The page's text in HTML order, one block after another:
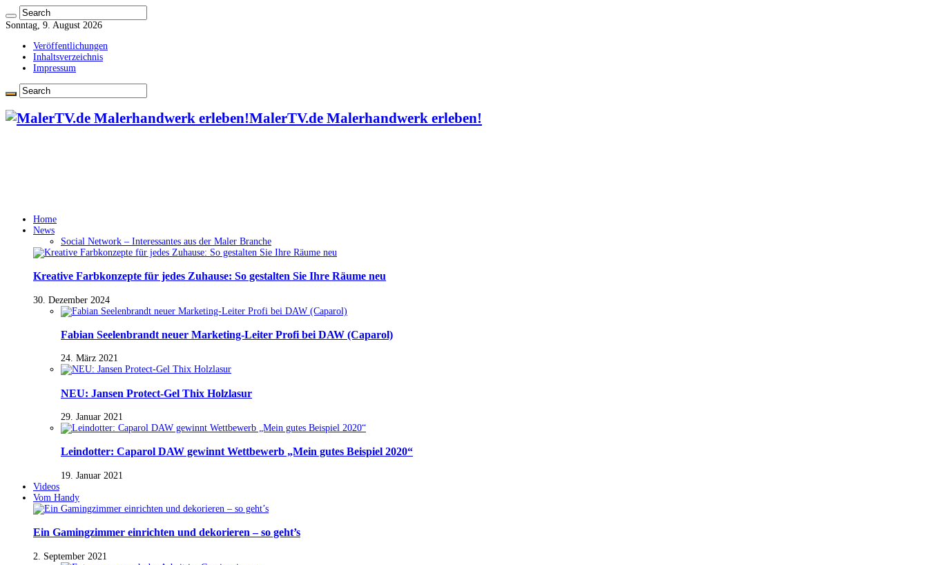
Sonntag, 9. August 2026
Veröffentlichungen
Inhaltsverzeichnis
Impressum
MalerTV.de Malerhandwerk erleben!
Home
News
Social Network – Interessantes aus der Maler Branche
Kreative Farbkonzepte für jedes Zuhause: So gestalten Sie Ihre Räume neu
30. Dezember 2024
Fabian Seelenbrandt neuer Marketing-Leiter Profi bei DAW (Caparol)
24. März 2021
NEU: Jansen Protect-Gel Thix Holzlasur
29. Januar 2021
Leindotter: Caparol DAW gewinnt Wettbewerb „Mein gutes Beispiel 2020“
19. Januar 2021
Videos
Vom Handy
Ein Gamingzimmer einrichten und dekorieren – so geht’s
2. September 2021